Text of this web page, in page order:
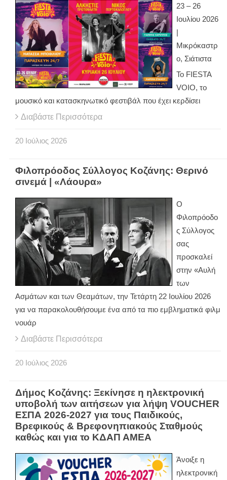
23 – 26
Ιουλίου 2026
Μικρόκαστρ
ο, Σιάτιστα
Το FIESTA
VOIO, το
μουσικό και κατασκηνωτικό φεστιβάλ που έχει κερδίσει
Διαβάστε Περισσότερα
20 Ιούλιος 2026
Φιλοπρόοδος Σύλλογος Κοζάνης: Θερινό
σινεμά | «Λάουρα»
Ο
Φιλοπρόοδο
ς Σύλλογος
σας
προσκαλεί
στην «Αυλή
των
Ασμάτων και των Θεαμάτων, την Τετάρτη 22 Ιουλίου 2026
για να παρακολουθήσουμε ένα από τα πιο εμβληματικά φιλμ
νουάρ
Διαβάστε Περισσότερα
20 Ιούλιος 2026
Δήμος Κοζάνης: Ξεκίνησε η ηλεκτρονική
υποβολή των αιτήσεων για λήψη VOUCHER
ΕΣΠΑ 2026-2027 για τους Παιδικούς,
Βρεφικούς & Βρεφονηπιακούς Σταθμούς
καθώς και για το ΚΔΑΠ ΑΜΕΑ
Άνοιξε η
ηλεκτρονική